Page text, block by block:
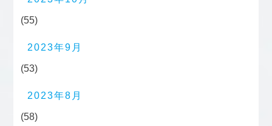
(55)
2023年9月
(53)
2023年8月
(58)